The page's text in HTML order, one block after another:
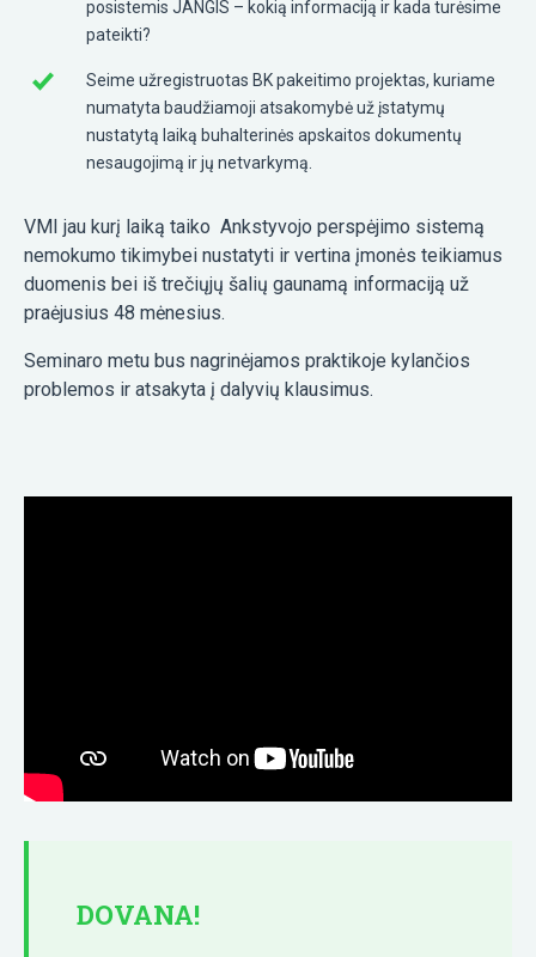
posistemis JANGIS – kokią informaciją ir kada turėsime
pateikti?
Seime užregistruotas BK pakeitimo projektas, kuriame
numatyta baudžiamoji atsakomybė už įstatymų
nustatytą laiką buhalterinės apskaitos dokumentų
nesaugojimą ir jų netvarkymą.
VMI jau kurį laiką taiko Ankstyvojo perspėjimo sistemą
nemokumo tikimybei nustatyti ir vertina įmonės teikiamus
duomenis bei iš trečiųjų šalių gaunamą informaciją už
praėjusius 48 mėnesius.
Seminaro metu bus nagrinėjamos praktikoje kylančios
problemos ir atsakyta į dalyvių klausimus.
DOVANA!